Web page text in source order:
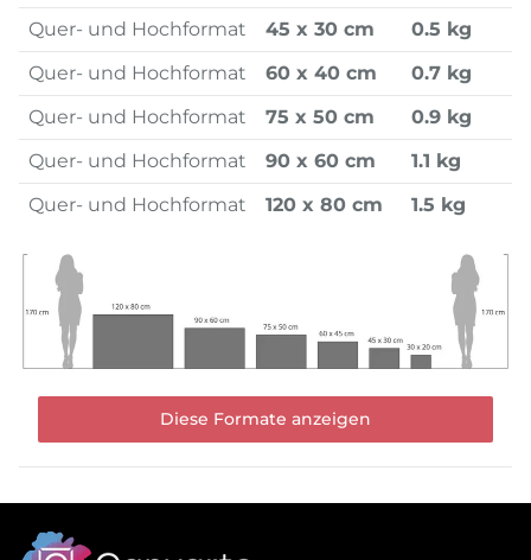
Quer- und Hochformat
45 x 30 cm
0.5 kg
Quer- und Hochformat
60 x 40 cm
0.7 kg
Quer- und Hochformat
75 x 50 cm
0.9 kg
Quer- und Hochformat
90 x 60 cm
1.1 kg
Quer- und Hochformat
120 x 80 cm 1.5 kg
Diese Formate anzeigen